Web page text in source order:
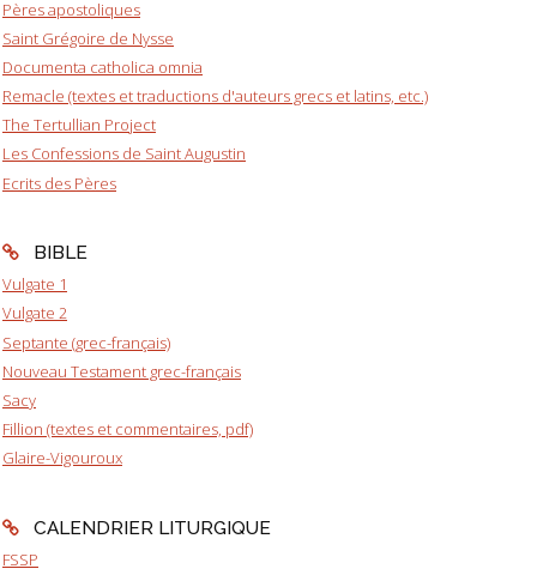
Pères apostoliques
Saint Grégoire de Nysse
Documenta catholica omnia
Remacle (textes et traductions d'auteurs grecs et latins, etc.)
The Tertullian Project
Les Confessions de Saint Augustin
Ecrits des Pères
BIBLE
Vulgate 1
Vulgate 2
Septante (grec-français)
Nouveau Testament grec-français
Sacy
Fillion (textes et commentaires, pdf)
Glaire-Vigouroux
CALENDRIER LITURGIQUE
FSSP